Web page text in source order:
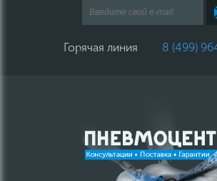
Горячая линия 8 (499)